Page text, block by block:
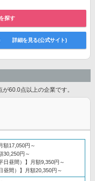
探す
詳細を見る(公式サイト)
60.0点以上の企業です。
額17,050円～
30,250円～
日昼間）】月額9,350円～
昼間）】月額20,350円～